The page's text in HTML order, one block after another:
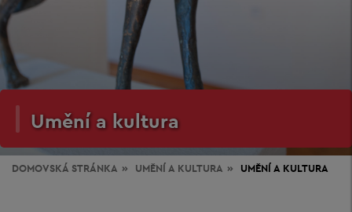
Umění a kultura
DOMOVSKÁ STRÁNKA UMĚNÍA KULTURA UMĚNÍ A KULTURA